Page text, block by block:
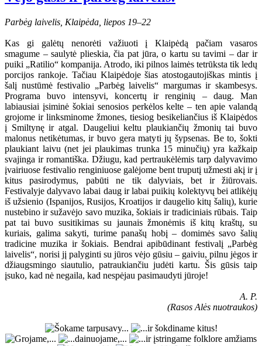
Parbėg laivelis, Klaipėda, liepos 19–22
Kas gi galėtų nenorėti važiuoti į Klaipėdą pačiam vasaros
smagume – saulytė plieskia, čia pat jūra, o kartu su tavimi – dar ir
puiki „Ratilio“ kompanija. Atrodo, iki pilnos laimės tetrūksta tik ledų
porcijos rankoje. Tačiau Klaipėdoje šias atostogautojiškas mintis į
šalį nustūmė festivalio „Parbėg laivelis“ margumas ir skambesys.
Programa buvo intensyvi, koncertų ir renginių – daug. Man
labiausiai įsiminė šokiai senosios perkėlos kelte – ten apie valandą
grojome ir linksminome žmones, tiesiog besikeliančius iš Klaipėdos
į Smiltynę ir atgal. Daugeliui keltu plaukiančių žmonių tai buvo
malonus netikėtumas, ir buvo gera matyti jų šypsenas. Be to, šokti
plaukiant laivu (net jei plaukimas trunka 15 minučių) yra kažkaip
svajinga ir romantiška. Džiugu, kad pertraukėlėmis tarp dalyvavimo
įvairiuose festivalio renginiuose galėjome bent truputį užmesti akį ir į
kitus pasirodymus, pabūti ne tik dalyviais, bet ir žiūrovais.
Festivalyje dalyvavo labai daug ir labai puikių kolektyvų bei atlikėjų
iš užsienio (Ispanijos, Rusijos, Kroatijos ir daugelio kitų šalių), kurie
nustebino ir sužavėjo savo muzika, šokiais ir tradiciniais rūbais. Taip
pat tai buvo susitikimas su jaunais žmonėmis iš kitų kraštų, su
kuriais, galima sakyti, turime panašų hobį – domimės savo šalių
tradicine muzika ir šokiais. Bendrai apibūdinant festivalį „Parbėg
laivelis“, norisi jį palyginti su jūros vėjo gūsiu – gaiviu, pilnu jėgos ir
džiaugsmingo siautulio, patraukiančiu judėti kartu. Šis gūsis taip
įsuko, kad nė negaila, kad nespėjau pasimaudyti jūroje!
A. P.
(Rasos Alės nuotraukos)